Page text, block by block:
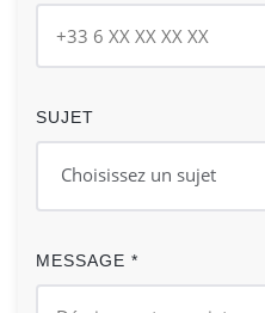
SUJET
MESSAGE *